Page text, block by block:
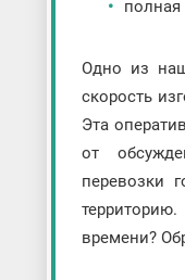
полная
Одно из
скорость
Эта
от
перевозки
времени?